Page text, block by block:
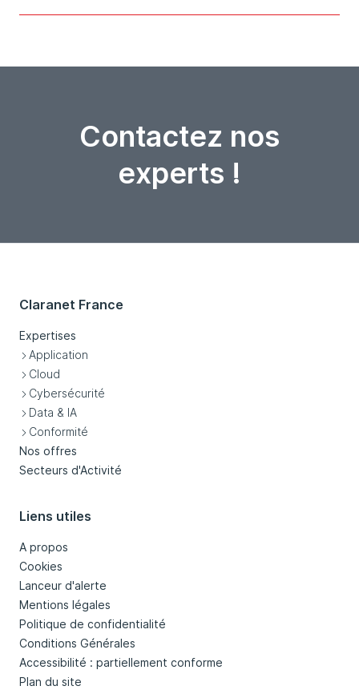
Contactez nos
experts !
Claranet France
Expertises
Application
Cloud
Cybersécurité
Data & IA
Conformité
Nos offres
Secteurs d'Activité
Liens utiles
A propos
Cookies
Lanceur d'alerte
Mentions légales
Politique de confidentialité
Conditions Générales
Accessibilité : partiellement conforme
Plan du site